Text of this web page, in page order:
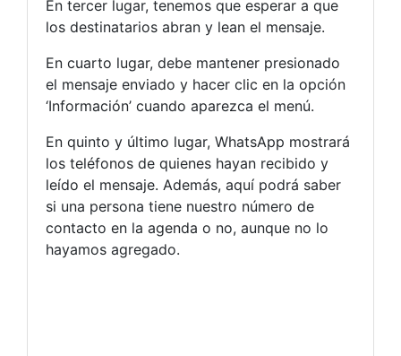
En tercer lugar, tenemos que esperar a que
los destinatarios abran y lean el mensaje.
En cuarto lugar, debe mantener presionado
el mensaje enviado y hacer clic en la opción
‘Información’ cuando aparezca el menú.
En quinto y último lugar, WhatsApp mostrará
los teléfonos de quienes hayan recibido y
leído el mensaje. Además, aquí podrá saber
si una persona tiene nuestro número de
contacto en la agenda o no, aunque no lo
hayamos agregado.